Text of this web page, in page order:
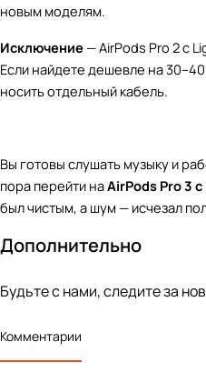
новым моделям.
Исключение— AirPods Pro 2 с
Если найдете дешевле на
носить отдельный кабель.
Вы готовы слушать музыку и
пора перейти наAirPods Pro 3 с
был чистым, а шум — исчезал
Дополнительно
Будьте с нами, следите за
Комментарии